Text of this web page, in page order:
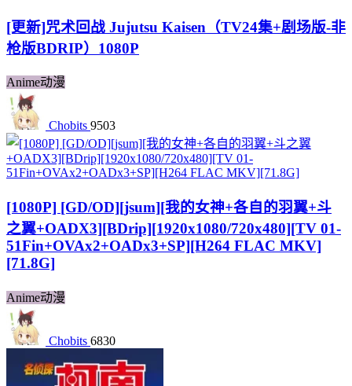
[更新]咒术回战 Jujutsu Kaisen（TV24集+剧场版-非
枪版BDRIP）1080P
Anime动漫
Chobits 9503
[1080P] [GD/OD][jsum][我的女神+各自的羽翼+斗
之翼+OADX3][BDrip][1920x1080/720x480][TV 01-
51Fin+OVAx2+OADx3+SP][H264 FLAC MKV]
[71.8G]
Anime动漫
Chobits 6830